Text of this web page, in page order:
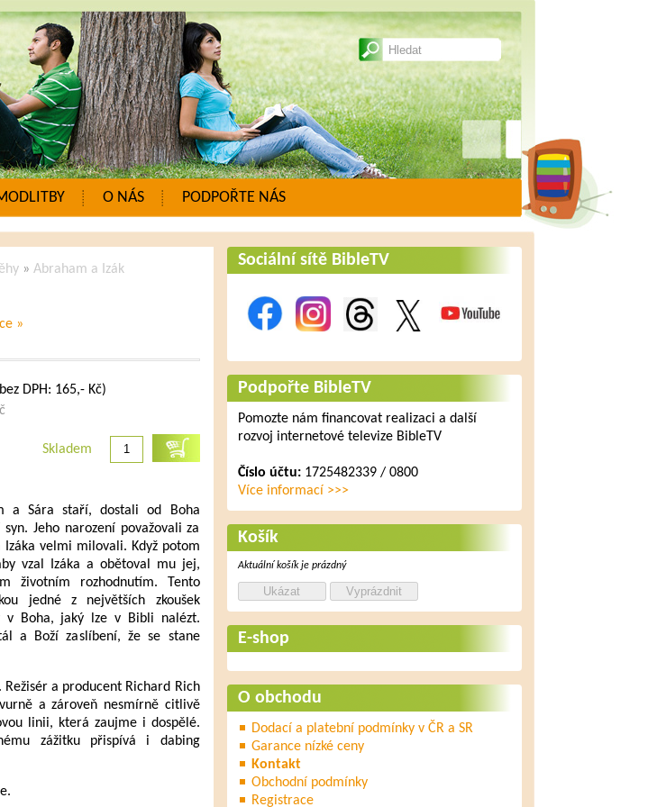
O NÁS PODPOŘTE NÁS
» Abraham a Izák
»
DPH: 165,- Kč)
Skladem
a Sára staří, dostali od Boha
Jeho narození považovali za
Izáka velmi milovali. Když potom
vzal Izáka a obětoval mu jej,
životním rozhodnutím. Tento
jedné z největších zkoušek
v Boha, jaký lze v Bibli nalézt.
a Boží zaslíbení, že se stane
a producent Richard Rich
a zároveň nesmírně citlivě
linii, která zaujme i dospělé.
zážitku přispívá i dabing
Sociální sítě BibleTV
Podpořte BibleTV
Pomozte nám financovat realizaci a další
rozvoj internetové televize BibleTV
Číslo účtu:1725482339 / 0800
Více informací >>>
Košík
Aktuální košík je prázdný
E-shop
O obchodu
Dodací a platební podmínky v ČR a SR
Garance nízké ceny
Kontakt
Obchodní podmínky
Registrace